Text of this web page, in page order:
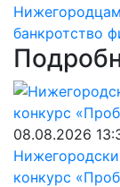
банкротство
08.08.2026
конкурс